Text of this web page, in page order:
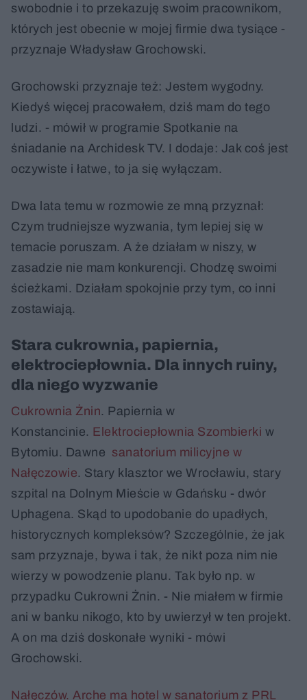
swobodnie i to przekazuję swoim pracownikom,
których jest obecnie w mojej firmie dwa tysiące -
przyznaje Władysław Grochowski.
Grochowski przyznaje też: Jestem wygodny.
Kiedyś więcej pracowałem, dziś mam do tego
ludzi. - mówił w programie Spotkanie na
śniadanie na Archidesk TV. I dodaje: Jak coś jest
oczywiste i łatwe, to ja się wyłączam.
Dwa lata temu w rozmowie ze mną przyznał:
Czym trudniejsze wyzwania, tym lepiej się w
temacie poruszam. A że działam w niszy, w
zasadzie nie mam konkurencji. Chodzę swoimi
ścieżkami. Działam spokojnie przy tym, co inni
zostawiają.
Stara cukrownia, papiernia,
elektrociepłownia. Dla innych ruiny,
dla niego wyzwanie
Cukrownia Żnin. Papiernia w
Konstancinie. Elektrociepłownia Szombierki w
Bytomiu. Dawne sanatorium milicyjne w
Nałęczowie. Stary klasztor we Wrocławiu, stary
szpital na Dolnym Mieście w Gdańsku - dwór
Uphagena. Skąd to upodobanie do upadłych,
historycznych kompleksów? Szczególnie, że jak
sam przyznaje, bywa i tak, że nikt poza nim nie
wierzy w powodzenie planu. Tak było np. w
przypadku Cukrowni Żnin. - Nie miałem w firmie
ani w banku nikogo, kto by uwierzył w ten projekt.
A on ma dziś doskonałe wyniki - mówi
Grochowski.
Nałęczów. Arche ma hotel w sanatorium z PRL